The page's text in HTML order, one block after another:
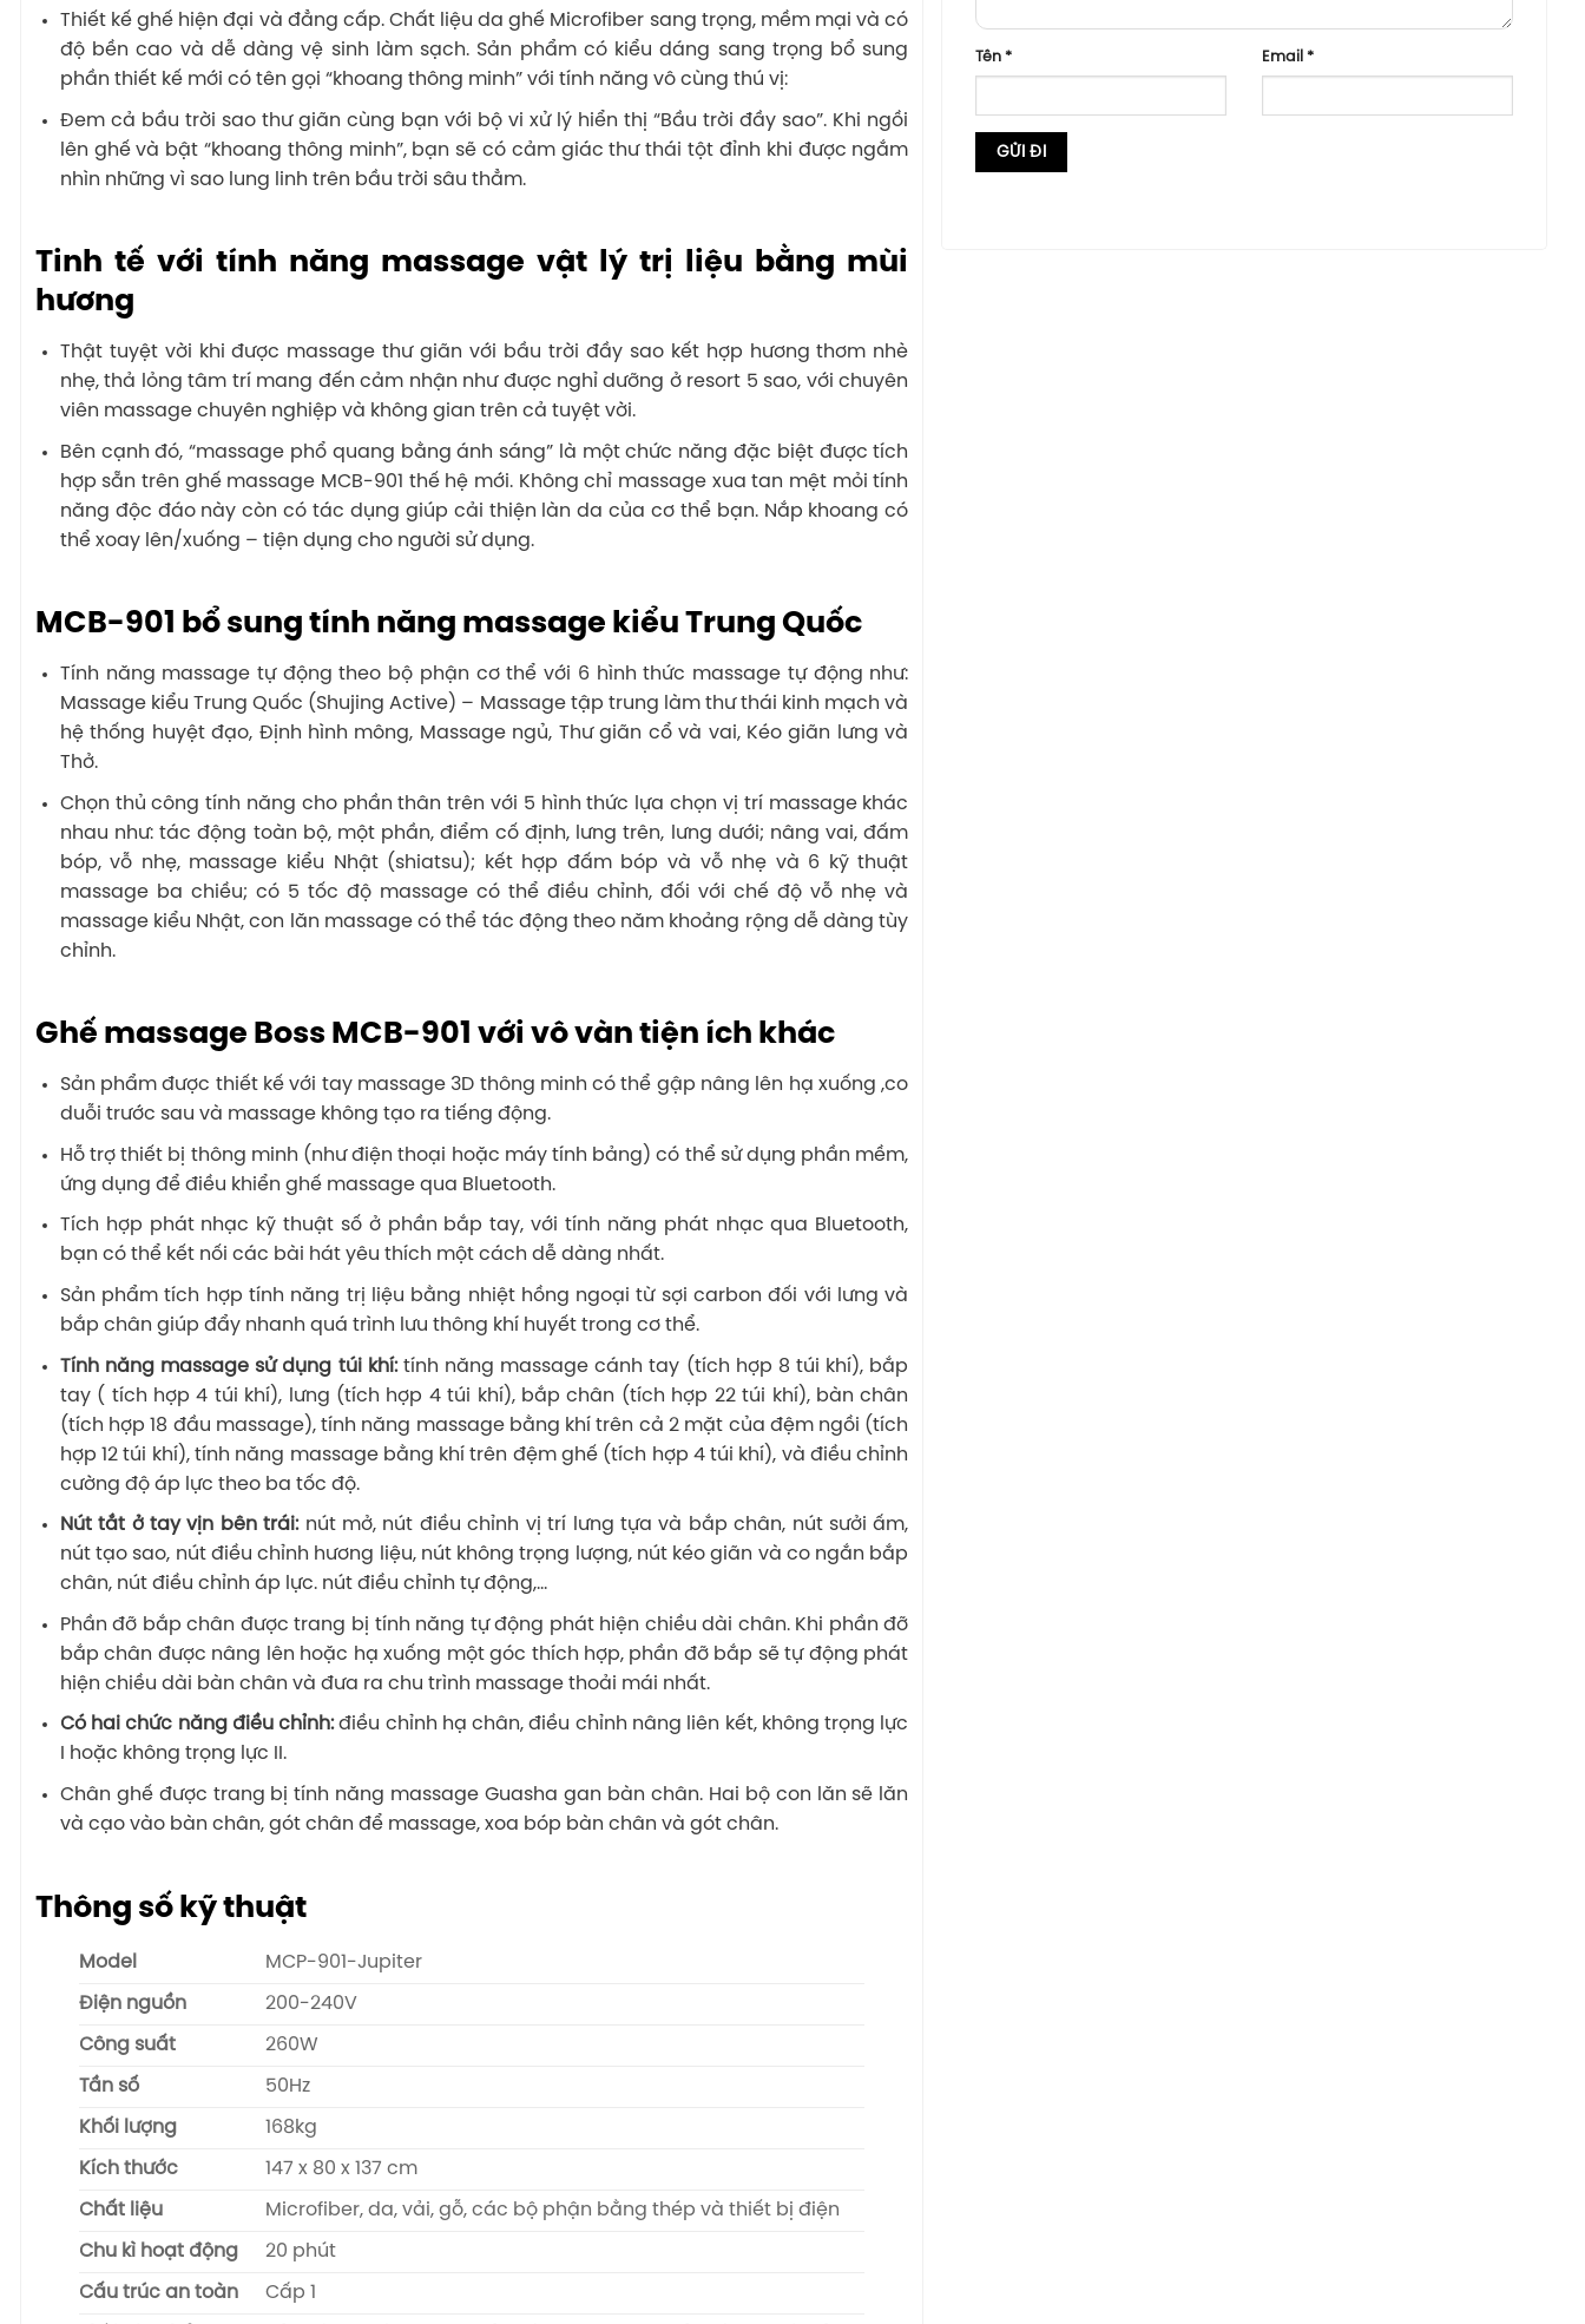
Thiết kế ghế hiện đại và đẳng cấp. Chất liệu da ghế Microfiber sang trọng, mềm mại và có
độ bền cao và dễ dàng vệ sinh làm sạch. Sản phẩm có kiểu dáng sang trọng bổ sung
phần thiết kế mới có tên gọi “khoang thông minh” với tính năng vô cùng thú vị:
Đem cả bầu trời sao thư giãn cùng bạn với bộ vi xử lý hiển thị “Bầu trời đầy sao”. Khi ngồi
lên ghế và bật “khoang thông minh”, bạn sẽ có cảm giác thư thái tột đỉnh khi được ngắm
nhìn những vì sao lung linh trên bầu trời sâu thẳm.
Tinh tế với tính năng massage vật lý trị liệu bằng mùi
hương
Thật tuyệt vời khi được massage thư giãn với bầu trời đầy sao kết hợp hương thơm nhè
nhẹ, thả lỏng tâm trí mang đến cảm nhận như được nghỉ dưỡng ở resort 5 sao, với chuyên
viên massage chuyên nghiệp và không gian trên cả tuyệt vời.
Bên cạnh đó, “massage phổ quang bằng ánh sáng” là một chức năng đặc biệt được tích
hợp sẵn trên ghế massage MCB-901 thế hệ mới. Không chỉ massage xua tan mệt mỏi tính
năng độc đáo này còn có tác dụng giúp cải thiện làn da của cơ thể bạn. Nắp khoang có
thể xoay lên/xuống – tiện dụng cho người sử dụng.
MCB-901 bổ sung tính năng massage kiểu Trung Quốc
Tính năng massage tự động theo bộ phận cơ thể với 6 hình thức massage tự động như:
Massage kiểu Trung Quốc (Shujing Active) – Massage tập trung làm thư thái kinh mạch và
hệ thống huyệt đạo, Định hình mông, Massage ngủ, Thư giãn cổ và vai, Kéo giãn lưng và
Thở.
Chọn thủ công tính năng cho phần thân trên với 5 hình thức lựa chọn vị trí massage khác
nhau như: tác động toàn bộ, một phần, điểm cố định, lưng trên, lưng dưới; nâng vai, đấm
bóp, vỗ nhẹ, massage kiểu Nhật (shiatsu); kết hợp đấm bóp và vỗ nhẹ và 6 kỹ thuật
massage ba chiều; có 5 tốc độ massage có thể điều chỉnh, đối với chế độ vỗ nhẹ và
massage kiểu Nhật, con lăn massage có thể tác động theo năm khoảng rộng dễ dàng tùy
chỉnh.
Ghế massage Boss MCB-901 với vô vàn tiện ích khác
Sản phẩm được thiết kế với tay massage 3D thông minh có thể gập nâng lên hạ xuống ,co
duỗi trước sau và massage không tạo ra tiếng động.
Hỗ trợ thiết bị thông minh (như điện thoại hoặc máy tính bảng) có thể sử dụng phần mềm,
ứng dụng để điều khiển ghế massage qua Bluetooth.
Tích hợp phát nhạc kỹ thuật số ở phần bắp tay, với tính năng phát nhạc qua Bluetooth,
bạn có thể kết nối các bài hát yêu thích một cách dễ dàng nhất.
Sản phẩm tích hợp tính năng trị liệu bằng nhiệt hồng ngoại từ sợi carbon đối với lưng và
bắp chân giúp đẩy nhanh quá trình lưu thông khí huyết trong cơ thể.
Tính năng massage sử dụng túi khí:tính năng massage cánh tay (tích hợp 8 túi khí), bắp
tay ( tích hợp 4 túi khí), lưng (tích hợp 4 túi khí), bắp chân (tích hợp 22 túi khí), bàn chân
(tích hợp 18 đầu massage), tính năng massage bằng khí trên cả 2 mặt của đệm ngồi (tích
hợp 12 túi khí), tính năng massage bằng khí trên đệm ghế (tích hợp 4 túi khí), và điều chỉnh
cường độ áp lực theo ba tốc độ.
Nút tắt ở tay vịn bên trái:nút mở, nút điều chỉnh vị trí lưng tựa và bắp chân, nút sưởi ấm,
nút tạo sao, nút điều chỉnh hương liệu, nút không trọng lượng, nút kéo giãn và co ngắn bắp
chân, nút điều chỉnh áp lực. nút điều chỉnh tự động,…
Phần đỡ bắp chân được trang bị tính năng tự động phát hiện chiều dài chân. Khi phần đỡ
bắp chân được nâng lên hoặc hạ xuống một góc thích hợp, phần đỡ bắp sẽ tự động phát
hiện chiều dài bàn chân và đưa ra chu trình massage thoải mái nhất.
Có hai chức năng điều chỉnh:điều chỉnh hạ chân, điều chỉnh nâng liên kết, không trọng lực
I hoặc không trọng lực II.
Chân ghế được trang bị tính năng massage Guasha gan bàn chân. Hai bộ con lăn sẽ lăn
và cạo vào bàn chân, gót chân để massage, xoa bóp bàn chân và gót chân.
Thông số kỹ thuật
Model MCP-901-Jupiter
Điện nguồn 200-240V
Công suất 260W
Tần số 50Hz
Khối lượng 168kg
Kích thước 147 x 80 x 137 cm
Chất liệu Microfiber, da, vải, gỗ, các bộ phận bằng thép và thiết bị điện
Chu kì hoạt động 20 phút
Cấu trúc an toàn Cấp 1
Tên* Email*